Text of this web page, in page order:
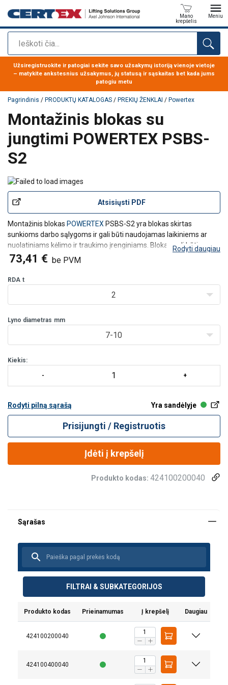
Paieška
Mano
krepšelis
Meniu
Produktas buvo pridėtas prie jūsų užklausos
Užsiregistruokite ir patogiai sekite savo užsakymų istoriją vienoje vietoje
– matykite ankstesnius užsakymus, jų statusą ir sąskaitas bet kada jums
patogiu metu
Pagrindinis / PRODUKTŲ KATALOGAS / PREKIŲ ŽENKLAI / Powertex
Montažinis blokas su
jungtimi POWERTEX PSBS-
S2
Atsisiųsti PDF
Montažinis blokas POWERTEX PSBS-S2 yra blokas skirtas
sunkioms darbo sąlygoms ir gali būti naudojamas laikiniems ar
nuolatiniams kėlimo ir traukimo įrenginiams. Blokas gali būti
naudojamas plieno lynui nukreipti arba padidinti apkrovą kurią lyno
suktuvas gali išvystyti nenaudojant bloko.
Lynas l
Rodyti daugiau
73,41 € be PVM
RDA t
2
Lyno diametras mm
7-10
Kiekis:
Rodyti pilną sąrašą Yra sandėlyje
Prisijungti / Registruotis
Įdėti į krepšelį
Produkto kodas: 424100200040
FILTRAI & SUBKATEGORIJOS
Produkto kodas Prieinamumas Į krepšelį Daugiau
424100200040
424100400040